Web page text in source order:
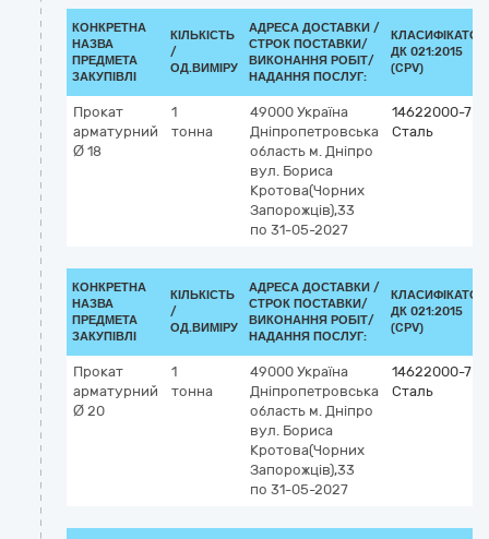
КОНКРЕТНА
НАЗВА
ПРЕДМЕТА
ЗАКУПІВЛІ
КІЛЬКІСТЬ
/
ОД.ВИМІРУ
АДРЕСА ДОСТАВКИ /
СТРОК ПОСТАВКИ/
ВИКОНАННЯ РОБІТ/
НАДАННЯ ПОСЛУГ:
КЛАСИФІКАТОР
ДК 021:2015
(CPV)
Прокат
арматурний
Ø 18
1
тонна
49000 Україна
Дніпропетровська
область м. Дніпро
вул. Бориса
Кротова(Чорних
Запорожців),33
по 31-05-2027
14622000-7
Сталь
КОНКРЕТНА
НАЗВА
ПРЕДМЕТА
ЗАКУПІВЛІ
КІЛЬКІСТЬ
/
ОД.ВИМІРУ
АДРЕСА ДОСТАВКИ /
СТРОК ПОСТАВКИ/
ВИКОНАННЯ РОБІТ/
НАДАННЯ ПОСЛУГ:
КЛАСИФІКАТОР
ДК 021:2015
(CPV)
Прокат
арматурний
Ø 20
1
тонна
49000 Україна
Дніпропетровська
область м. Дніпро
вул. Бориса
Кротова(Чорних
Запорожців),33
по 31-05-2027
14622000-7
Сталь